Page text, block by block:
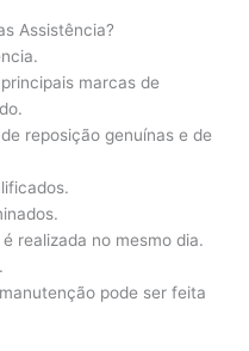
Assistência?
marcas de
reposição genuínas e de
realizada no mesmo dia.
pode ser feita